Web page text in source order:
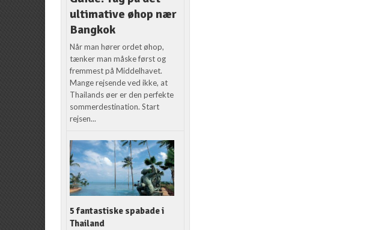
ultimative øhop nær
Bangkok
Når man hører ordet øhop,
tænker man måske først og
fremmest på Middelhavet.
Mange rejsende ved ikke, at
Thailands øer er den perfekte
sommerdestination. Start
rejsen...
5 fantastiske spabade i
Thailand